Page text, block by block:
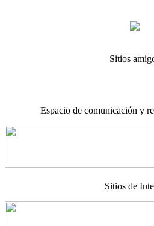
Sitios
Espacio de comunicación y
Sitios de